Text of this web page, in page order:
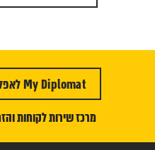
My Diplomat לאפליקציית ההזמנות
מרכז שירות לקוחות והזמנות 1-800-